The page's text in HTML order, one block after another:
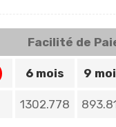
Facilité de
6 mois 9
1302.778